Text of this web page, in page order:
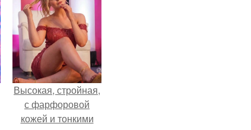
Высокая, стройная,
с фарфоровой
кожей и тонкими